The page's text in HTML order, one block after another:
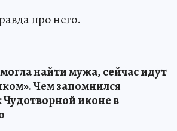
про него.
найти мужа, сейчас идут
Чем запомнился
иконе в